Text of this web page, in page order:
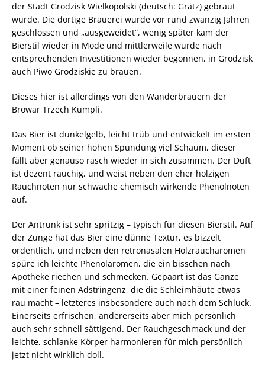
der Stadt Grodzisk Wielkopolski (deutsch: Grätz) gebraut
wurde. Die dortige Brauerei wurde vor rund zwanzig Jahren
geschlossen und „ausgeweidet“, wenig später kam der
Bierstil wieder in Mode und mittlerweile wurde nach
entsprechenden Investitionen wieder begonnen, in Grodzisk
auch Piwo Grodziskie zu brauen.
Dieses hier ist allerdings von den Wanderbrauern der
Browar Trzech Kumpli.
Das Bier ist dunkelgelb, leicht trüb und entwickelt im ersten
Moment ob seiner hohen Spundung viel Schaum, dieser
fällt aber genauso rasch wieder in sich zusammen. Der Duft
ist dezent rauchig, und weist neben den eher holzigen
Rauchnoten nur schwache chemisch wirkende Phenolnoten
auf.
Der Antrunk ist sehr spritzig – typisch für diesen Bierstil. Auf
der Zunge hat das Bier eine dünne Textur, es bizzelt
ordentlich, und neben den retronasalen Holzraucharomen
spüre ich leichte Phenolaromen, die ein bisschen nach
Apotheke riechen und schmecken. Gepaart ist das Ganze
mit einer feinen Adstringenz, die die Schleimhäute etwas
rau macht – letzteres insbesondere auch nach dem Schluck.
Einerseits erfrischen, andererseits aber mich persönlich
auch sehr schnell sättigend. Der Rauchgeschmack und der
leichte, schlanke Körper harmonieren für mich persönlich
jetzt nicht wirklich doll.